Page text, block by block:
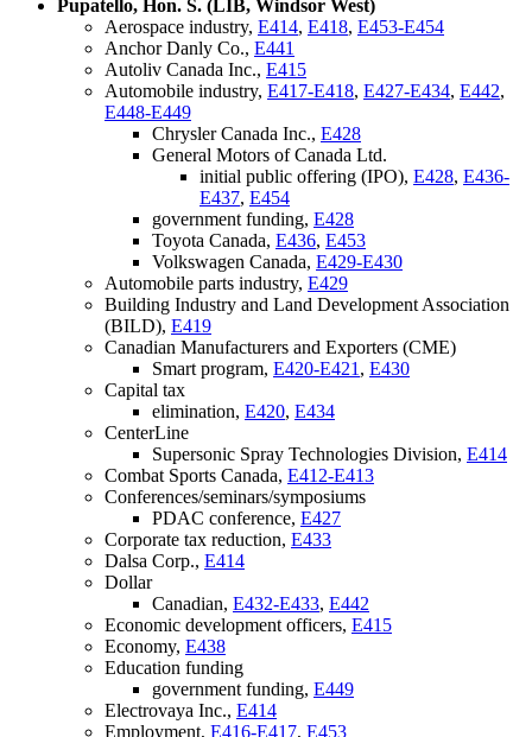
Pupatello, Hon. S. (LIB, Windsor West)
Aerospace industry, E414, E418, E453-E454
Anchor Danly Co., E441
Autoliv Canada Inc., E415
Automobile industry, E417-E418, E427-E434, E442,
E448-E449
Chrysler Canada Inc., E428
General Motors of Canada Ltd.
initial public offering (IPO), E428, E436-
E437, E454
government funding, E428
Toyota Canada, E436, E453
Volkswagen Canada, E429-E430
Automobile parts industry, E429
Building Industry and Land Development Association
(BILD), E419
Canadian Manufacturers and Exporters (CME)
Smart program, E420-E421 , E430
Capital tax
elimination, E420, E434
CenterLine
Supersonic Spray Technologies Division, E414
Combat Sports Canada, E412-E413
Conferences/seminars/symposiums
PDAC conference, E427
Corporate tax reduction, E433
Dalsa Corp., E414
Dollar
Canadian, E432-E433, E442
Economic development officers, E415
Economy, E438
Education funding
government funding, E449
Electrovaya Inc., E414
Employment, E416-E417, E453